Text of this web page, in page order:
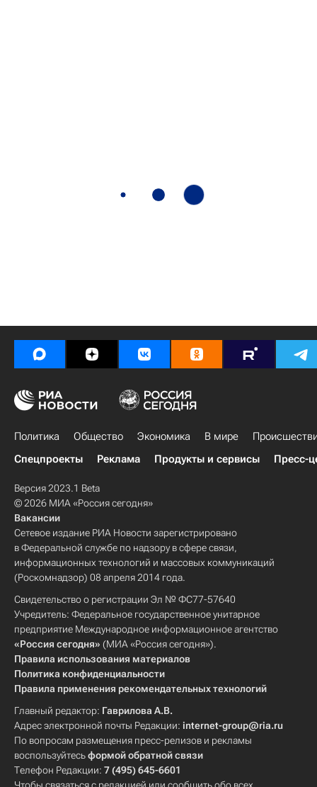
Политика Общество Экономика В мире
Спецпроекты
Реклама Продукты и сервисы Пресс-
Версия 2023.1 Beta
© 2026 МИА «Россия сегодня»
Вакансии
Сетевое издание РИА Новости зарегистрировано
в Федеральной службе по надзору в сфере связи,
информационных технологий и массовых коммуникаций
(Роскомнадзор) 08 апреля 2014 года.
Свидетельство о регистрации Эл № ФС77-57640
Учредитель: Федеральное государственное унитарное
предприятие Международное информационное агентство
«Россия сегодня» (МИА «Россия сегодня»).
Правила использования материалов
Политика конфиденциальности
Правила применения рекомендательных технологий
Главный редактор: Гаврилова А.В.
Адрес электронной почты Редакции: internet-group@ria.ru
По вопросам размещения пресс-релизов и рекламы
воспользуйтесьформой обратной связи
Телефон Редакции: 7 (495) 645-6601